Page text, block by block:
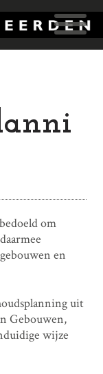
om
en
uit
Gebouwen,
wijze